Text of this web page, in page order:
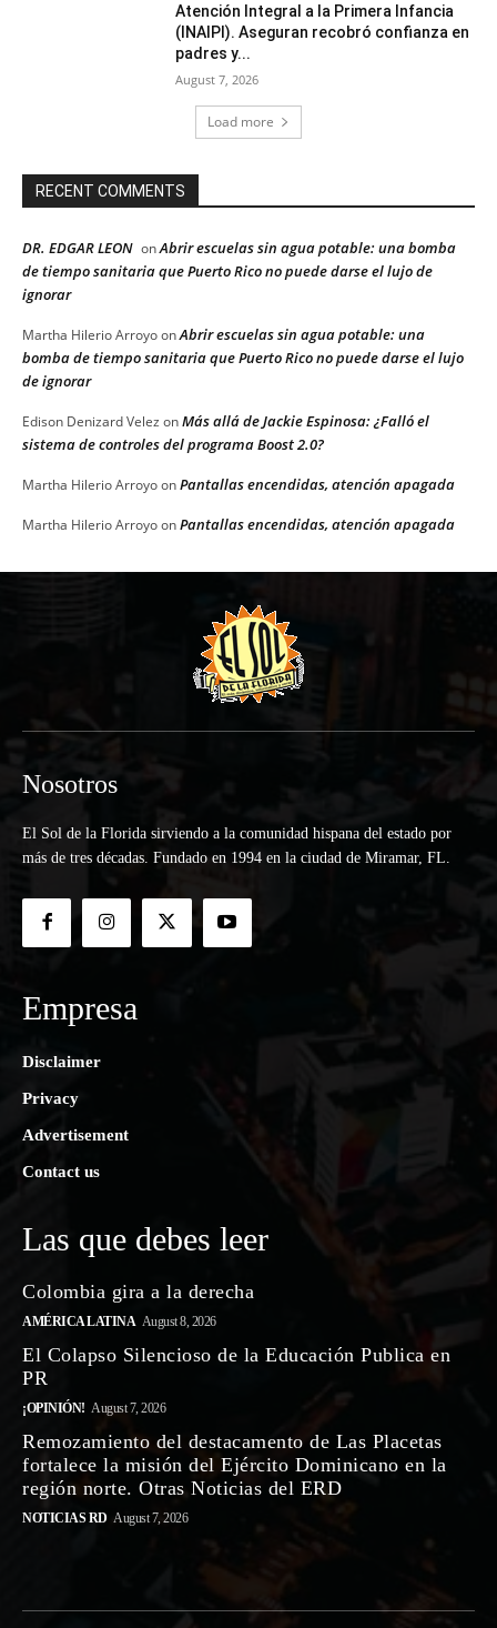
Atención Integral a la Primera Infancia
(INAIPI). Aseguran recobró confianza en
padres y...
August 7, 2026
Load more
RECENT COMMENTS
DR. EDGAR LEON onAbrir escuelas sin agua potable: una bomba
de tiempo sanitaria que Puerto Rico no puede darse el lujo de
ignorar
Martha Hilerio ArroyoonAbrir escuelas sin agua potable: una
bomba de tiempo sanitaria que Puerto Rico no puede darse el lujo
de ignorar
Edison Denizard Velez onMás allá de Jackie Espinosa: ¿Falló el
sistema de controles del programa Boost 2.0?
Martha Hilerio ArroyoonPantallas encendidas, atención apagada
Martha Hilerio ArroyoonPantallas encendidas, atención apagada
Nosotros
El Sol de la Florida sirviendo a la comunidad hispana del estado por
más de tres décadas. Fundado en 1994 en la ciudad de Miramar, FL.
Empresa
Disclaimer
Privacy
Advertisement
Contact us
Las que debes leer
Colombia gira a la derecha
AMÉRICA LATINA August 8, 2026
El Colapso Silencioso de la Educación Publica en
PR
¡OPINIÓN! August 7, 2026
Remozamiento del destacamento de Las Placetas
fortalece la misión del Ejército Dominicano en la
región norte. Otras Noticias del ERD
NOTICIAS RD August 7, 2026